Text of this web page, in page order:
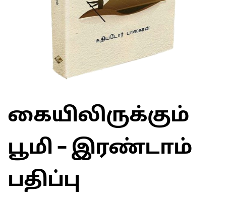
கையிலிருக்கும்
பூமி – இரண்டாம்
பதிப்பு